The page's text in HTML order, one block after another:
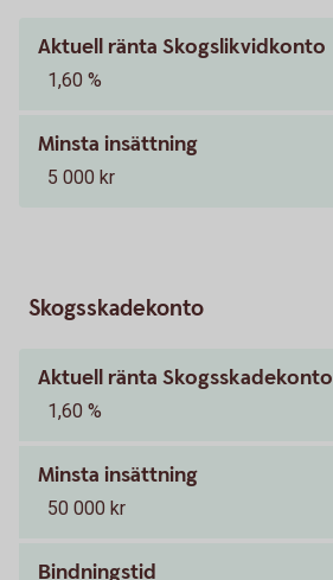
Aktuell ränta Skogslikvidkonto
1,60 %
Minsta insättning
5 000 kr
Skogsskadekonto
Aktuell ränta Skogsskadekonto
1,60 %
Minsta insättning
50 000 kr
Bindningstid